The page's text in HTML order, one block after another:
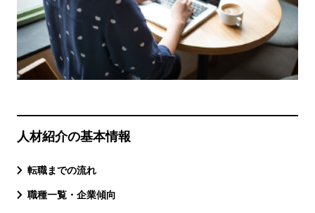
人材紹介の基本情報
転職までの流れ
職種一覧・企業傾向